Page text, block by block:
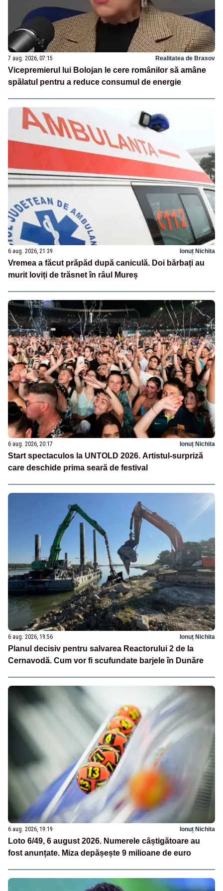
7 aug. 2026, 07:15 Realitatea de Brasov
Vicepremierul lui Bolojan le cere românilor să amâne
spălatul pentru a reduce consumul de energie
6 aug. 2026, 21:39 Ionuț Nichita
Vremea a făcut prăpăd după caniculă. Doi bărbați au
murit loviți de trăsnet în râul Mureș
6 aug. 2026, 20:17 Ionuț Nichita
Start spectaculos la UNTOLD 2026. Artistul-surpriză
care deschide prima seară de festival
6 aug. 2026, 19:56 Ionuț Nichita
Planul decisiv pentru salvarea Reactorului 2 de la
Cernavodă. Cum vor fi scufundate barjele în Dunăre
6 aug. 2026, 19:19 Ionuț Nichita
Loto 6/49, 6 august 2026. Numerele câștigătoare au
fost anunțate. Miza depășește 9 milioane de euro